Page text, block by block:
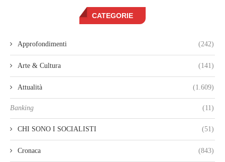
CATEGORIE
Approfondimenti (242)
Arte & Cultura (141)
Attualità (1.609)
Banking (11)
CHI SONO I SOCIALISTI (51)
Cronaca (843)